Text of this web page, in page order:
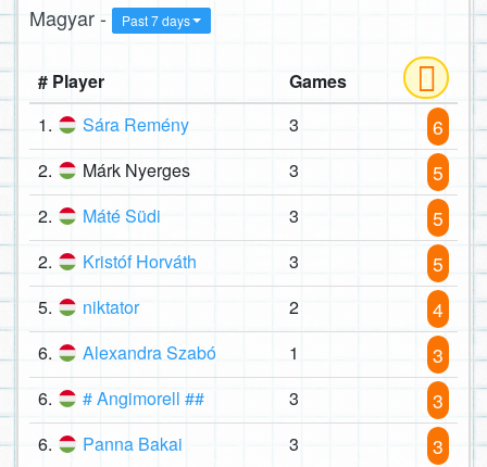
Magyar - Past 7 days
# Player
Games
1.
Sára Remény 3 6
2. Márk Nyerges 3 5
2. Máté Südi 3 5
2. Kristóf Horváth 3 5
5. niktator 2 4
6. Alexandra Szabó 1 3
6. # Angimorell ## 3 3
6. Panna Bakai 3 3